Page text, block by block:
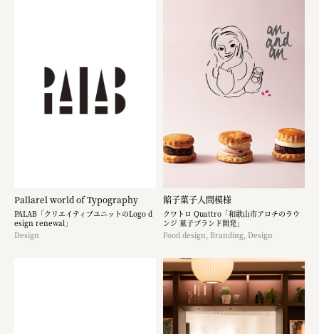
Pallarel world of Typography
PALAB「クリエイティブユニットのLogo d
esign renewal」
Design
餡子菓子人間模様
クワトロ Quattro「和歌山市アロチのラウ
ンジ 菓子ブランド開発」
Food design, Branding, Design